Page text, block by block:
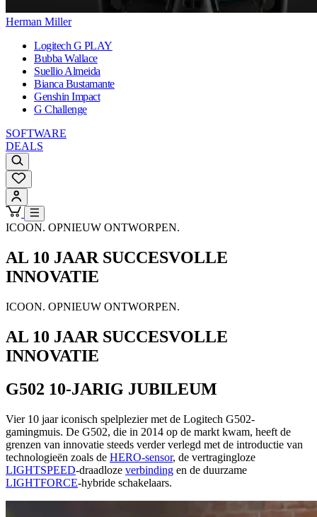
Herman Miller
Logitech G PLAY
Bubba Wallace
Suellio Almeida
Bianca Bustamante
Genshin Impact
G Challenge
SOFTWARE
DEALS
ICOON. OPNIEUW ONTWORPEN.
AL 10 JAAR SUCCESVOLLE
INNOVATIE
ICOON. OPNIEUW ONTWORPEN.
AL 10 JAAR SUCCESVOLLE
INNOVATIE
G502 10-JARIG JUBILEUM
Vier 10 jaar iconisch spelplezier met de Logitech G502-
gamingmuis. De G502, die in 2014 op de markt kwam, heeft de
grenzen van innovatie steeds verder verlegd met de introductie van
technologieën zoals de HERO-sensor, de vertragingloze
LIGHTSPEED-draadloze verbinding en de duurzame
LIGHTFORCE-hybride schakelaars.